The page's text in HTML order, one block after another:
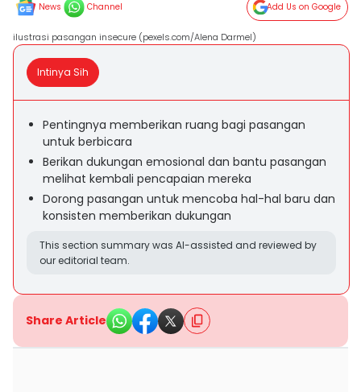
News Channel Add Us on Google
ilustrasi pasangan insecure (pexels.com/Alena Darmel)
Intinya Sih
Pentingnya memberikan ruang bagi pasangan
untuk berbicara
Berikan dukungan emosional dan bantu pasangan
melihat kembali pencapaian mereka
Dorong pasangan untuk mencoba hal-hal baru dan
konsisten memberikan dukungan
This section summary was AI-assisted and reviewed by
our editorial team.
Share Article